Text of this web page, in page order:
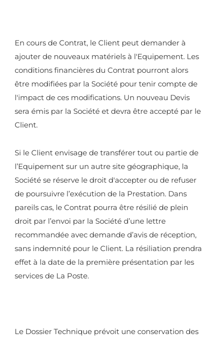
En cours de Contrat, le Client peut demander à
ajouter de nouveaux matériels à l'Equipement. Les
conditions financières du Contrat pourront alors
être modifiées par la Société pour tenir compte de
l'impact de ces modifications. Un nouveau Devis
sera émis par la Société et devra être accepté par le
Client.
Si le Client envisage de transférer tout ou partie de
l’Equipement sur un autre site géographique, la
Société se réserve le droit d'accepter ou de refuser
de poursuivre l’exécution de la Prestation. Dans
pareils cas, le Contrat pourra être résilié de plein
droit par l’envoi par la Société d’une lettre
recommandée avec demande d’avis de réception,
sans indemnité pour le Client. La résiliation prendra
effet à la date de la première présentation par les
services de La Poste.
Le Dossier Technique prévoit une conservation des